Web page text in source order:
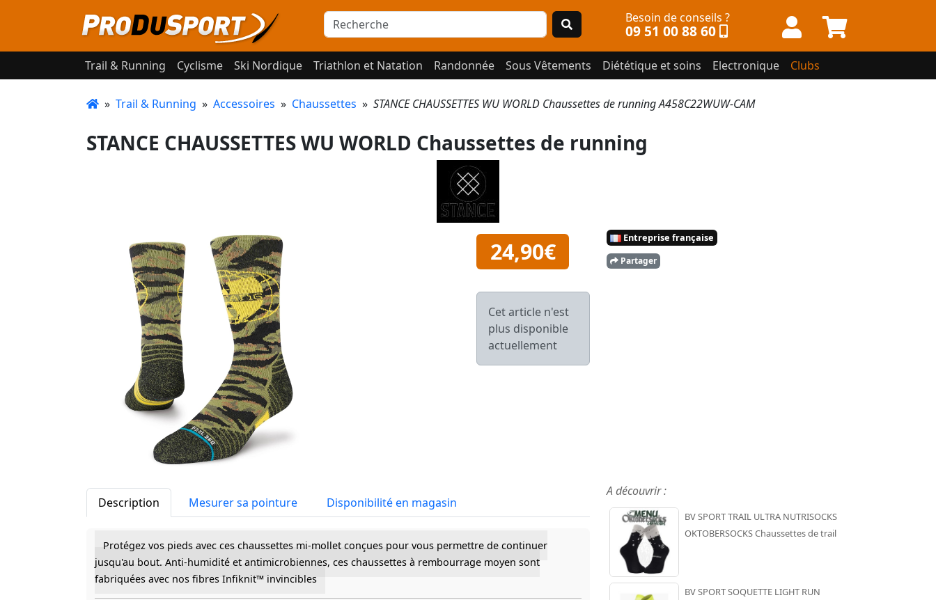
Besoin de conseils ?
09 51 00 88 60
Trail & Running Cyclisme Ski Nordique Triathlon et Natation Randonnée Sous Vêtements Diététique et soins Electronique Clubs
» Trail & Running » Accessoires » Chaussettes » STANCE CHAUSSETTES WU WORLD Chaussettes de running A458C22WUW-CAM
STANCE CHAUSSETTES WU WORLD Chaussettes de running
24,90€
Cet article n'est
plus disponible
actuellement
Entreprise française
Partager
Description Mesurer sa pointure Disponibilité en magasin
Protégez vos pieds avec ces chaussettes mi-mollet conçues pour vous permettre de continuer
jusqu'au bout. Anti-humidité et antimicrobiennes, ces chaussettes à rembourrage moyen sont
fabriquées avec nos fibres Infiknit™ invincibles
A découvrir :
BV SPORT TRAIL ULTRA NUTRISOCKS
OKTOBERSOCKS Chaussettes de trail
BV SPORT SOQUETTE LIGHT RUN